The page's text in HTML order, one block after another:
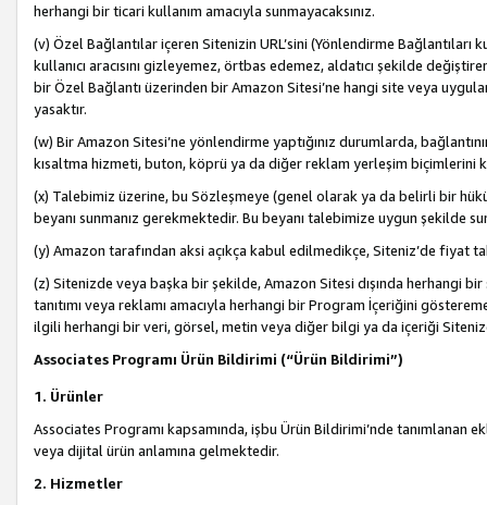
herhangi bir ticari kullanım amacıyla sunmayacaksınız.
(v) Özel Bağlantılar içeren Sitenizin URL’sini (Yönlendirme Bağlantıları
kullanıcı aracısını gizleyemez, örtbas edemez, aldatıcı şekilde
bir Özel Bağlantı üzerinden bir Amazon Sitesi’ne hangi site veya
yasaktır.
(w) Bir Amazon Sitesi’ne yönlendirme yaptığınız durumlarda,
kısaltma hizmeti, buton, köprü ya da diğer reklam yerleşim biçimlerini
(x) Talebimiz üzerine, bu Sözleşmeye (genel olarak ya da belirli bir
beyanı sunmanız gerekmektedir. Bu beyanı talebimize uygun şekilde
(y) Amazon tarafından aksi açıkça kabul edilmedikçe, Siteniz’de fiyat
(z) Sitenizde veya başka bir şekilde, Amazon Sitesi dışında herhangi
tanıtımı veya reklamı amacıyla herhangi bir Program İçeriğini
ilgili herhangi bir veri, görsel, metin veya diğer bilgi ya da içeriği
Associates Programı Ürün Bildirimi (“Ürün Bildirimi”)
1. Ürünler
Associates Programı kapsamında, işbu Ürün Bildirimi’nde
veya dijital ürün anlamına gelmektedir.
2. Hizmetler